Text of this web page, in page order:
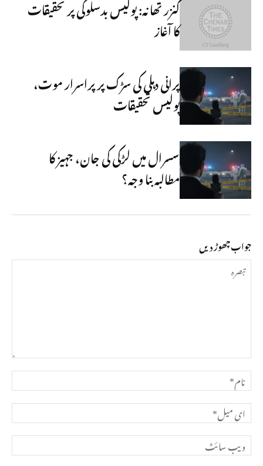
کنزر تھانہ: پولیس بدسلوکی پر تحقیقات
کا آغاز
پرانی دہلی کی سڑک پر پراسرار موت،
پولیس تحقیقات
سسرال میں لڑکی کی جان، جہیز کا
مطالبہ بنا وجہ؟
جواب چھوڑ دیں
تبصرہ
نام*
ای
میل*
ویب
سائٹ